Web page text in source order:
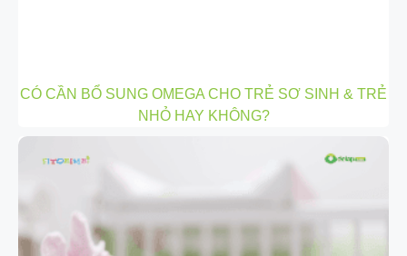
CÓ CẦN BỔ SUNG OMEGA CHO TRẺ SƠ SINH & TRẺ
NHỎ HAY KHÔNG?